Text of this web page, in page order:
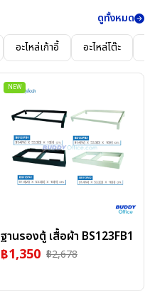
ดูทั้งหมด
อะไหล่เก้าอี้ อะไหล่โต๊ะ
NEW
ฐานรองตู้ เสื้อผ้า BS123FB1
฿1,350 ฿2,678